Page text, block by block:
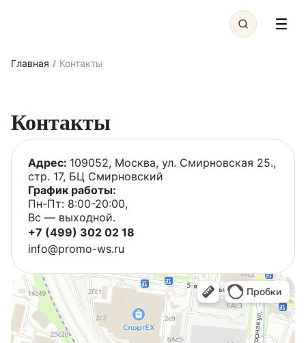
Главная / Контакты
Контакты
Адрес: 109052, Москва, ул. Смирновская 25.,
стр. 17, БЦ Смирновский
График работы:
Пн-Пт: 8:00-20:00,
Вс — выходной.
+7 (499) 302 02 18
info@promo-ws.ru